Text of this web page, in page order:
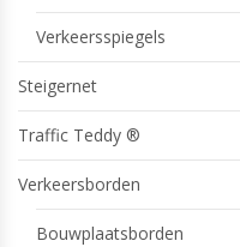
Verkeersspiegels
Steigernet
Traffic Teddy ®
Verkeersborden
Bouwplaatsborden